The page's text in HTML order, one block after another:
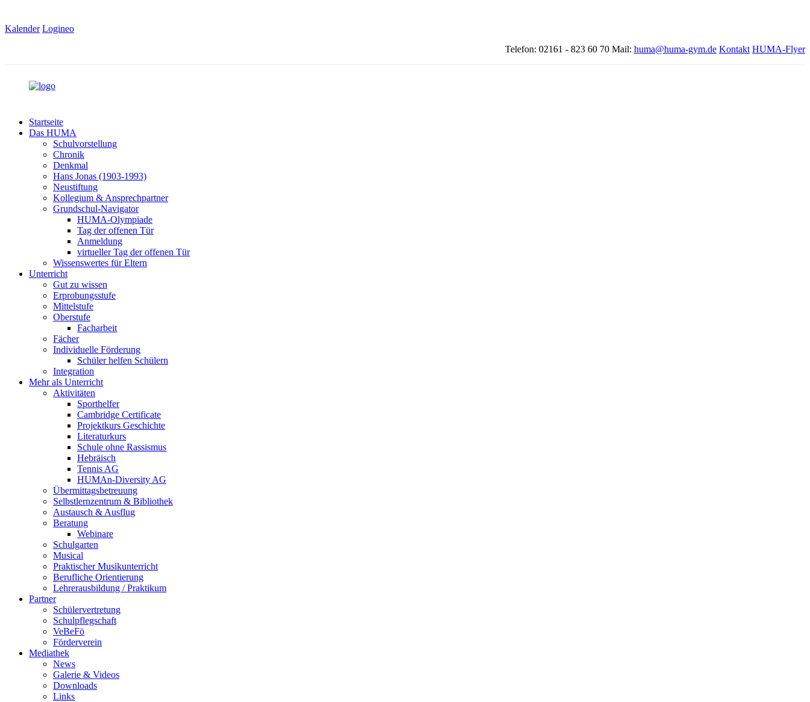
Kalender Logineo
Telefon: 02161 - 823 60 70 Mail: huma@huma-gym.de Kontakt HUMA-Flyer
Startseite
Das HUMA
Schulvorstellung
Chronik
Denkmal
Hans Jonas (1903-1993)
Neustiftung
Kollegium & Ansprechpartner
Grundschul-Navigator
HUMA-Olympiade
Tag der offenen Tür
Anmeldung
virtueller Tag der offenen Tür
Wissenswertes für Eltern
Unterricht
Gut zu wissen
Erprobungsstufe
Mittelstufe
Oberstufe
Facharbeit
Fächer
Individuelle Förderung
Schüler helfen Schülern
Integration
Mehr als Unterricht
Aktivitäten
Sporthelfer
Cambridge Certificate
Projektkurs Geschichte
Literaturkurs
Schule ohne Rassismus
Hebräisch
Tennis AG
HUMAn-Diversity AG
Übermittagsbetreuung
Selbstlernzentrum & Bibliothek
Austausch & Ausflug
Beratung
Webinare
Schulgarten
Musical
Praktischer Musikunterricht
Berufliche Orientierung
Lehrerausbildung / Praktikum
Partner
Schülervertretung
Schulpflegschaft
VeBeFö
Förderverein
Mediathek
News
Galerie & Videos
Downloads
Links